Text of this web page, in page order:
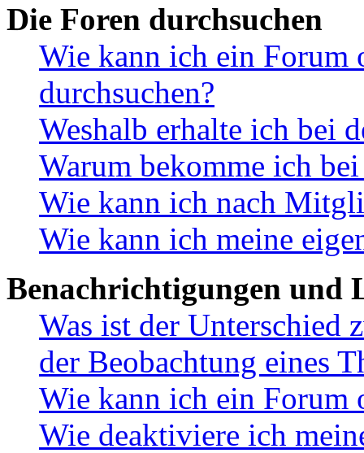
Die Foren durchsuchen
Wie kann ich ein Forum
durchsuchen?
Weshalb erhalte ich bei
Warum bekomme ich
Wie kann ich nach
Wie kann ich meine
Benachrichtigungen und
Was ist der Unterschied
der Beobachtung eines
Wie kann ich ein Forum
Wie deaktiviere ich